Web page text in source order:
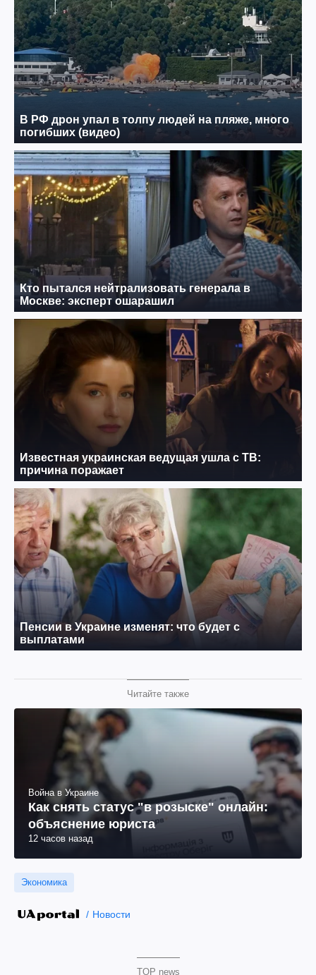
Читайте также
Война в Украине
Как снять статус "в розыске" онлайн:
объяснение юриста
12 часов назад
Экономика
Новости
TOP news